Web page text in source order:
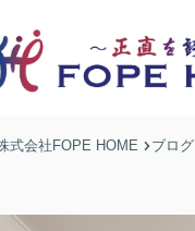
式会社FOPE HOME ブログ